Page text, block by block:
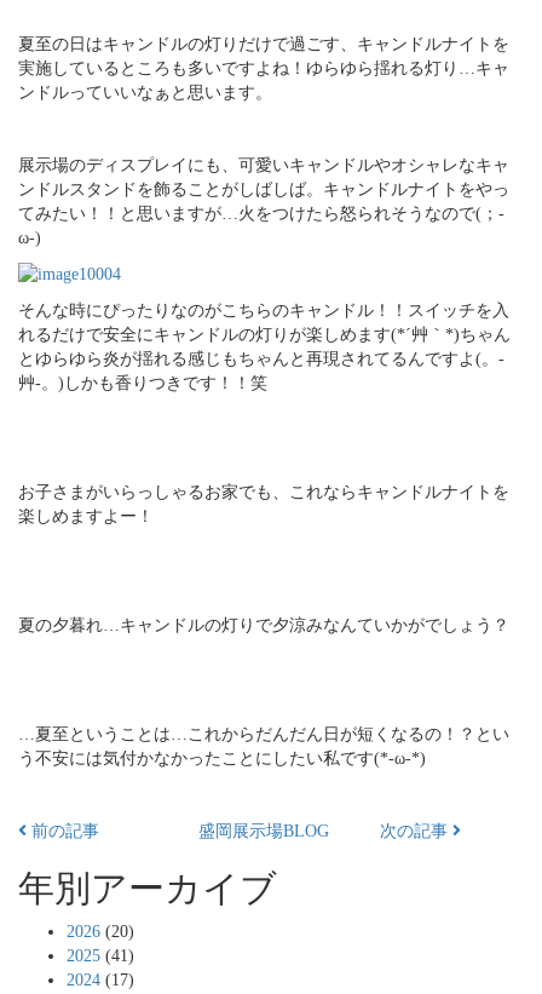
夏至の日はキャンドルの灯りだけで過ごす、キャンドルナイトを
実施しているところも多いですよね！ゆらゆら揺れる灯り…キャ
ンドルっていいなぁと思います。
展示場のディスプレイにも、可愛いキャンドルやオシャレなキャ
ンドルスタンドを飾ることがしばしば。キャンドルナイトをやっ
てみたい！！と思いますが…火をつけたら怒られそうなので(；-
ω-)ゞ
そんな時にぴったりなのがこちらのキャンドル！！スイッチを入
れるだけで安全にキャンドルの灯りが楽しめます(*´艸｀*)ちゃん
とゆらゆら炎が揺れる感じもちゃんと再現されてるんですよ(。-
艸-。)しかも香りつきです！！笑
お子さまがいらっしゃるお家でも、これならキャンドルナイトを
楽しめますよー！
夏の夕暮れ…キャンドルの灯りで夕涼みなんていかがでしょう？
…夏至ということは…これからだんだん日が短くなるの！？とい
う不安には気付かなかったことにしたい私です(*-ω-*)
前の記事 盛岡展示場BLOG 次の記事
年別アーカイブ
2026 (20)
2025 (41)
2024 (17)